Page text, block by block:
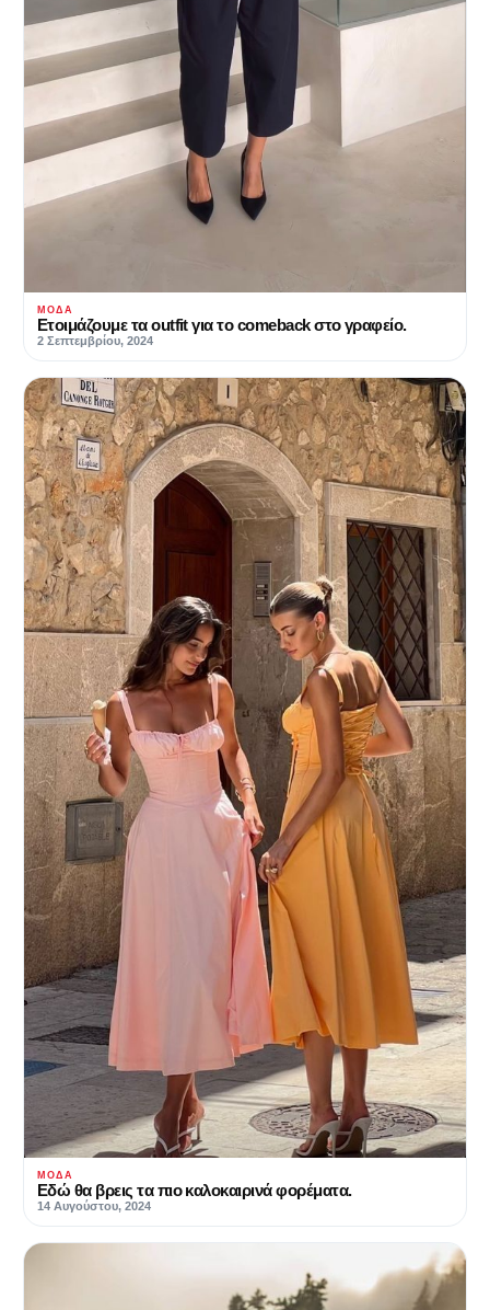
ΜΌΔΑ
Ετοιμάζουμε τα outfit για το comeback στο γραφείο.
2 Σεπτεμβρίου, 2024
ΜΌΔΑ
Εδώ θα βρεις τα πιο καλοκαιρινά φορέματα.
14 Αυγούστου, 2024